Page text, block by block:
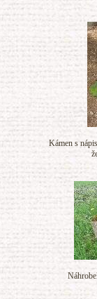
Kámen s